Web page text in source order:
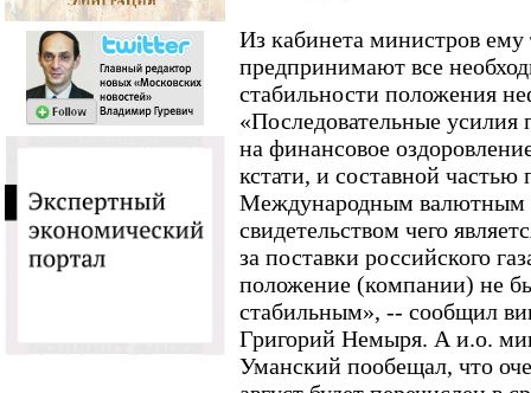
Из кабинета министров ему
предпринимают все
стабильности положения
«Последовательные усилия
на финансовое
кстати, и составной
Международным валютным
свидетельством чего
за поставки российского
положение (компании) не
стабильным», -- сообщил
Григорий Немыря. А и.о.
Уманский пообещал, что